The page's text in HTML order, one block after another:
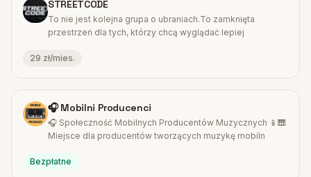
STREETCODE
To nie jest kolejna grupa o ubraniach.To zamknięta
przestrzeń dla tych, którzy chcą wyglądać lepiej
29 zł/mies.
#25 🎧 Mobilni Producenci
🎧 Społeczność Mobilnych Producentów Muzycznych 📱🎹
Miejsce dla producentów tworzących muzykę mobiln
Bezpłatne